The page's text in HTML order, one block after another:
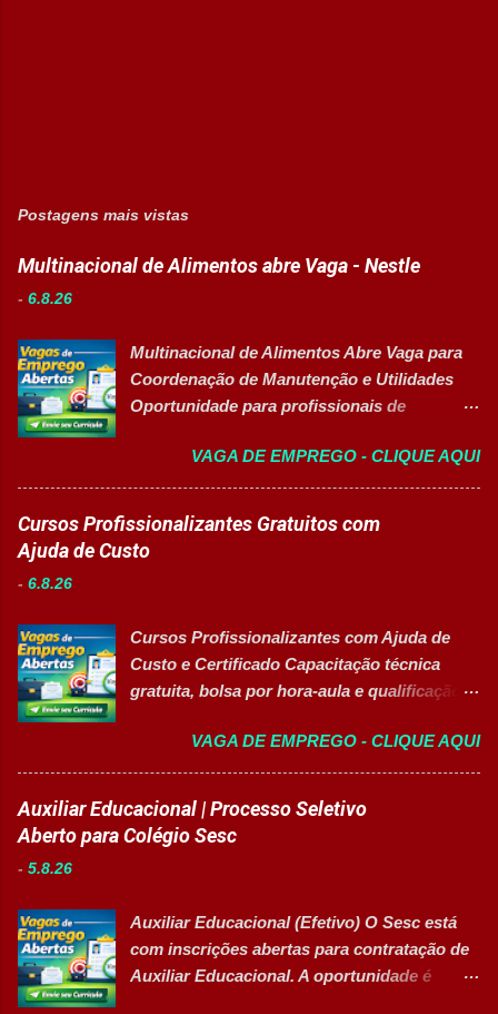
Postagens mais vistas
Multinacional de Alimentos abre Vaga - Nestle
- 6.8.26
Multinacional de Alimentos Abre Vaga para
Coordenação de Manutenção e Utilidades
Oportunidade para profissionais de
e excelência operacional 👉 CANDIDATAR-
SE AGORA Sobre a Posição Líder mundial
no segmento de alimentos e bebidas busca
profissional qualificado para coordenar as
equipamentos, a gestão otimizada de
recursos energéticos e a liderança
estratégica em projetos de melhoria
Responsabilidades Assegurar a manutenção
eficiente dos equipamentos das áreas de
utilidades, elétrica e setores auxiliares.
Identificar oportunidades de melhoria
disponibilidade e alta confiabilidade
operacional dos processos industriais.
Liderar a gestão da ...
VAGA DE EMPREGO - CLIQUE AQUI
Cursos Profissionalizantes Gratuitos com
Ajuda de Custo
- 6.8.26
Cursos Profissionalizantes com Ajuda de
Custo e Certificado Capacitação técnica
gratuita, bolsa por hora-aula e qualificação
MINHA VAGA Sobre o Programa de
Qualificação Estão abertas as inscrições
para programas de formação
profissionalizante voltados para o
desenvolvimento de carreiras e capacitação
certificação reconhecida, os participantes
contam com uma ajuda de custo calculada
em R$ 6,00 por hora-aula frequentada , ideal
VAGA DE EMPREGO - CLIQUE AQUI
Auxiliar Educacional | Processo Seletivo
Aberto para Colégio Sesc
- 5.8.26
Auxiliar Educacional (Efetivo) O Sesc está
com inscrições abertas para contratação de
Auxiliar Educacional. A oportunidade é